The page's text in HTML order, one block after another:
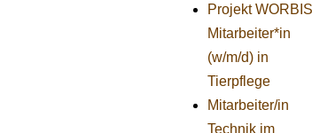
Projekt WORBIS
Mitarbeiter*in
(w/m/d) in
Tierpflege
Mitarbeiter/in
Technik im